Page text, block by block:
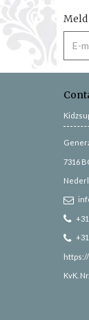
7316
KvK.